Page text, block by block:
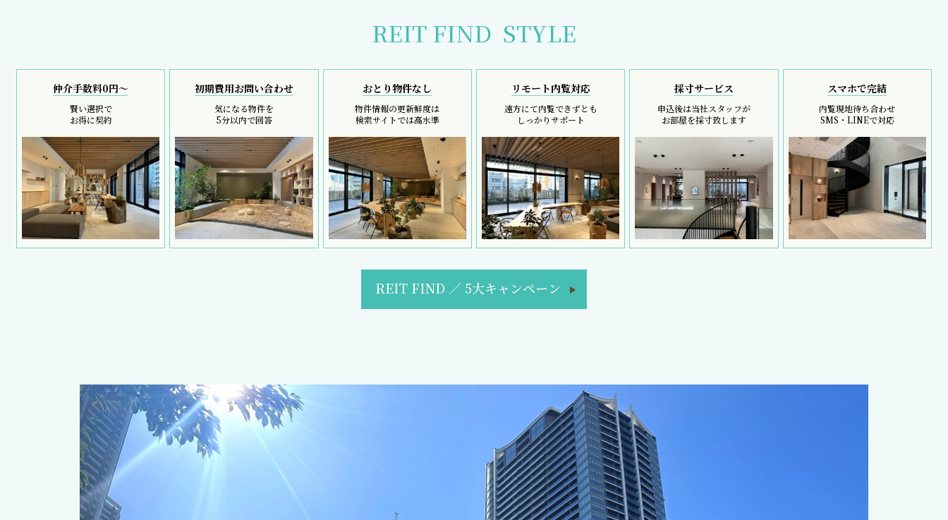
REIT FIND STYLE
仲介手数料0円～
賢い選択で
お得に契約
初期費用お問い合わせ
気になる物件を
5分以内で回答
おとり物件なし
物件情報の更新鮮度は
検索サイトでは高水準
リモート内覧対応
遠方にて内覧できずとも
しっかりサポート
採寸サービス
申込後は当社スタッフが
お部屋を採寸致します
スマホで完結
内覧現地待ち合わせ
SMS・LINEで対応
REIT FIND ／ 5大キャンペーン